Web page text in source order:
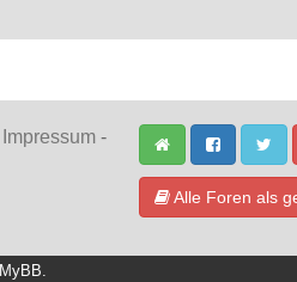
Impressum -
Alle Foren als
MyBB